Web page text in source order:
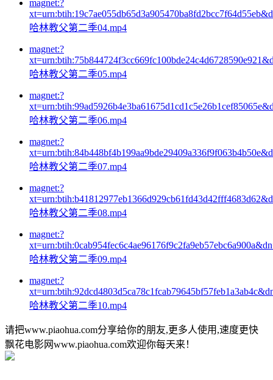
magnet:?
哈林教父第二季04.mp4
magnet:?
哈林教父第二季05.mp4
magnet:?
哈林教父第二季06.mp4
magnet:?
哈林教父第二季07.mp4
magnet:?
哈林教父第二季08.mp4
magnet:?
哈林教父第二季09.mp4
magnet:?
哈林教父第二季10.mp4
请把www.piaohua.com分享给你的朋友,更多人使用,速度更快
飘花电影网www.piaohua.com欢迎你每天来！